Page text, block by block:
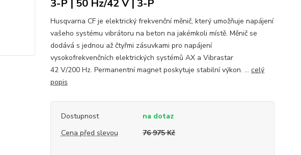
3-P | 50 Hz/42 V | 3-P
Husqvarna CF je elektrický frekvenční měnič, který umožňuje napájení
vašeho systému vibrátoru na beton na jakémkoli místě. Měnič se
dodává s jednou až čtyřmi zásuvkami pro napájení
vysokofrekvenčních elektrických systémů AX a Vibrastar
42 V/200 Hz. Permanentní magnet poskytuje stabilní výkon. ... celý
popis
Dostupnost
na dotaz
Cena před slevou
76 975 Kč